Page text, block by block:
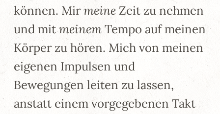
können. Mirmeine Zeit zu nehmen
und mitmeinemTempo auf meinen
Körper zu hören. Mich von meinen
eigenen Impulsen und
Bewegungen leiten zu lassen,
anstatt einem vorgegebenen Takt